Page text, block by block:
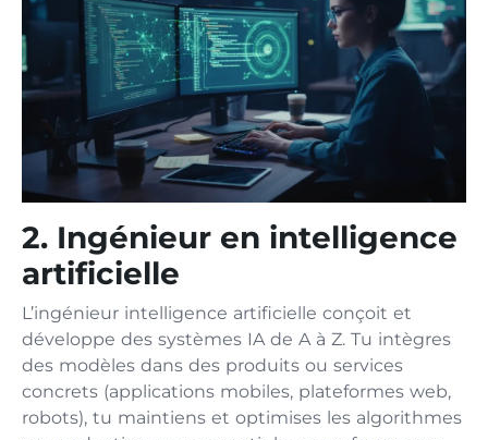
2. Ingénieur en intelligence
artificielle
L’ingénieur intelligence artificielle conçoit et
développe des systèmes IA de A à Z. Tu intègres
des modèles dans des produits ou services
concrets (applications mobiles, plateformes web,
robots), tu maintiens et optimises les algorithmes